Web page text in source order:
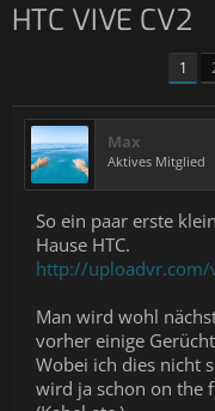
HTC VIVE CV2
1
Max
Aktives Mitglied
So ein paar erste
Hause HTC.
http://uploadvr.com/
Man wird wohl
vorher einige
Wobei ich dies nicht
wird ja schon on the